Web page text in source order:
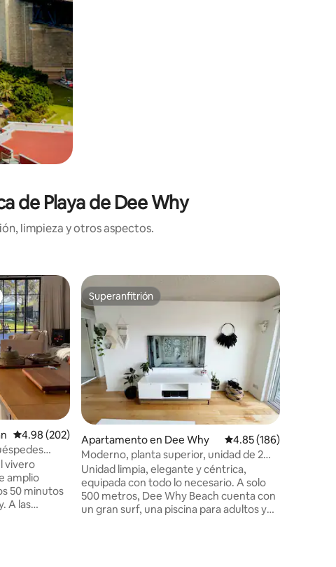
de Playa de Dee Why
limpieza y otros aspectos.
Calificación promedio: 4.98 de 5, 202 reseñas
4.98 (202)
vivero
amplio
50 minutos
Superanfitrión
Superanfitrión
Apartamento en Dee Why Calificación promedio:
4.85 (186)
Moderno, planta superior, unidad de 2
dormitorios en Dee Why Beach
Unidad limpia, elegante y céntrica,
equipada con todo lo necesario. A solo
500 metros, Dee Why Beach cuenta con
un gran surf, una piscina para adultos y